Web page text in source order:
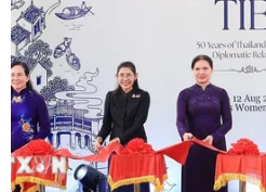
không, hoặc trang bị hệ thống
xe.